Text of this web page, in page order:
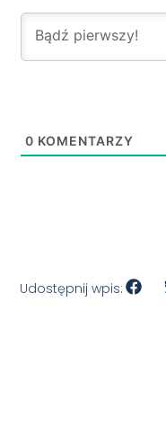
0 KOMENTARZY
Udostępnij wpis: